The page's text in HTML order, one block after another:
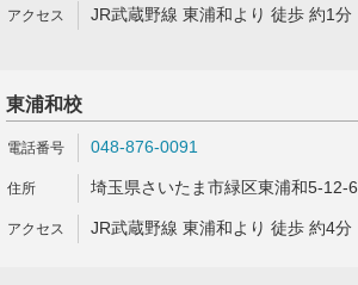
JR武蔵野線 東浦和より 徒歩 約1分
東浦和校
048-876-0091
埼玉県さいたま市緑区東浦和5-12-6
JR武蔵野線 東浦和より 徒歩 約4分